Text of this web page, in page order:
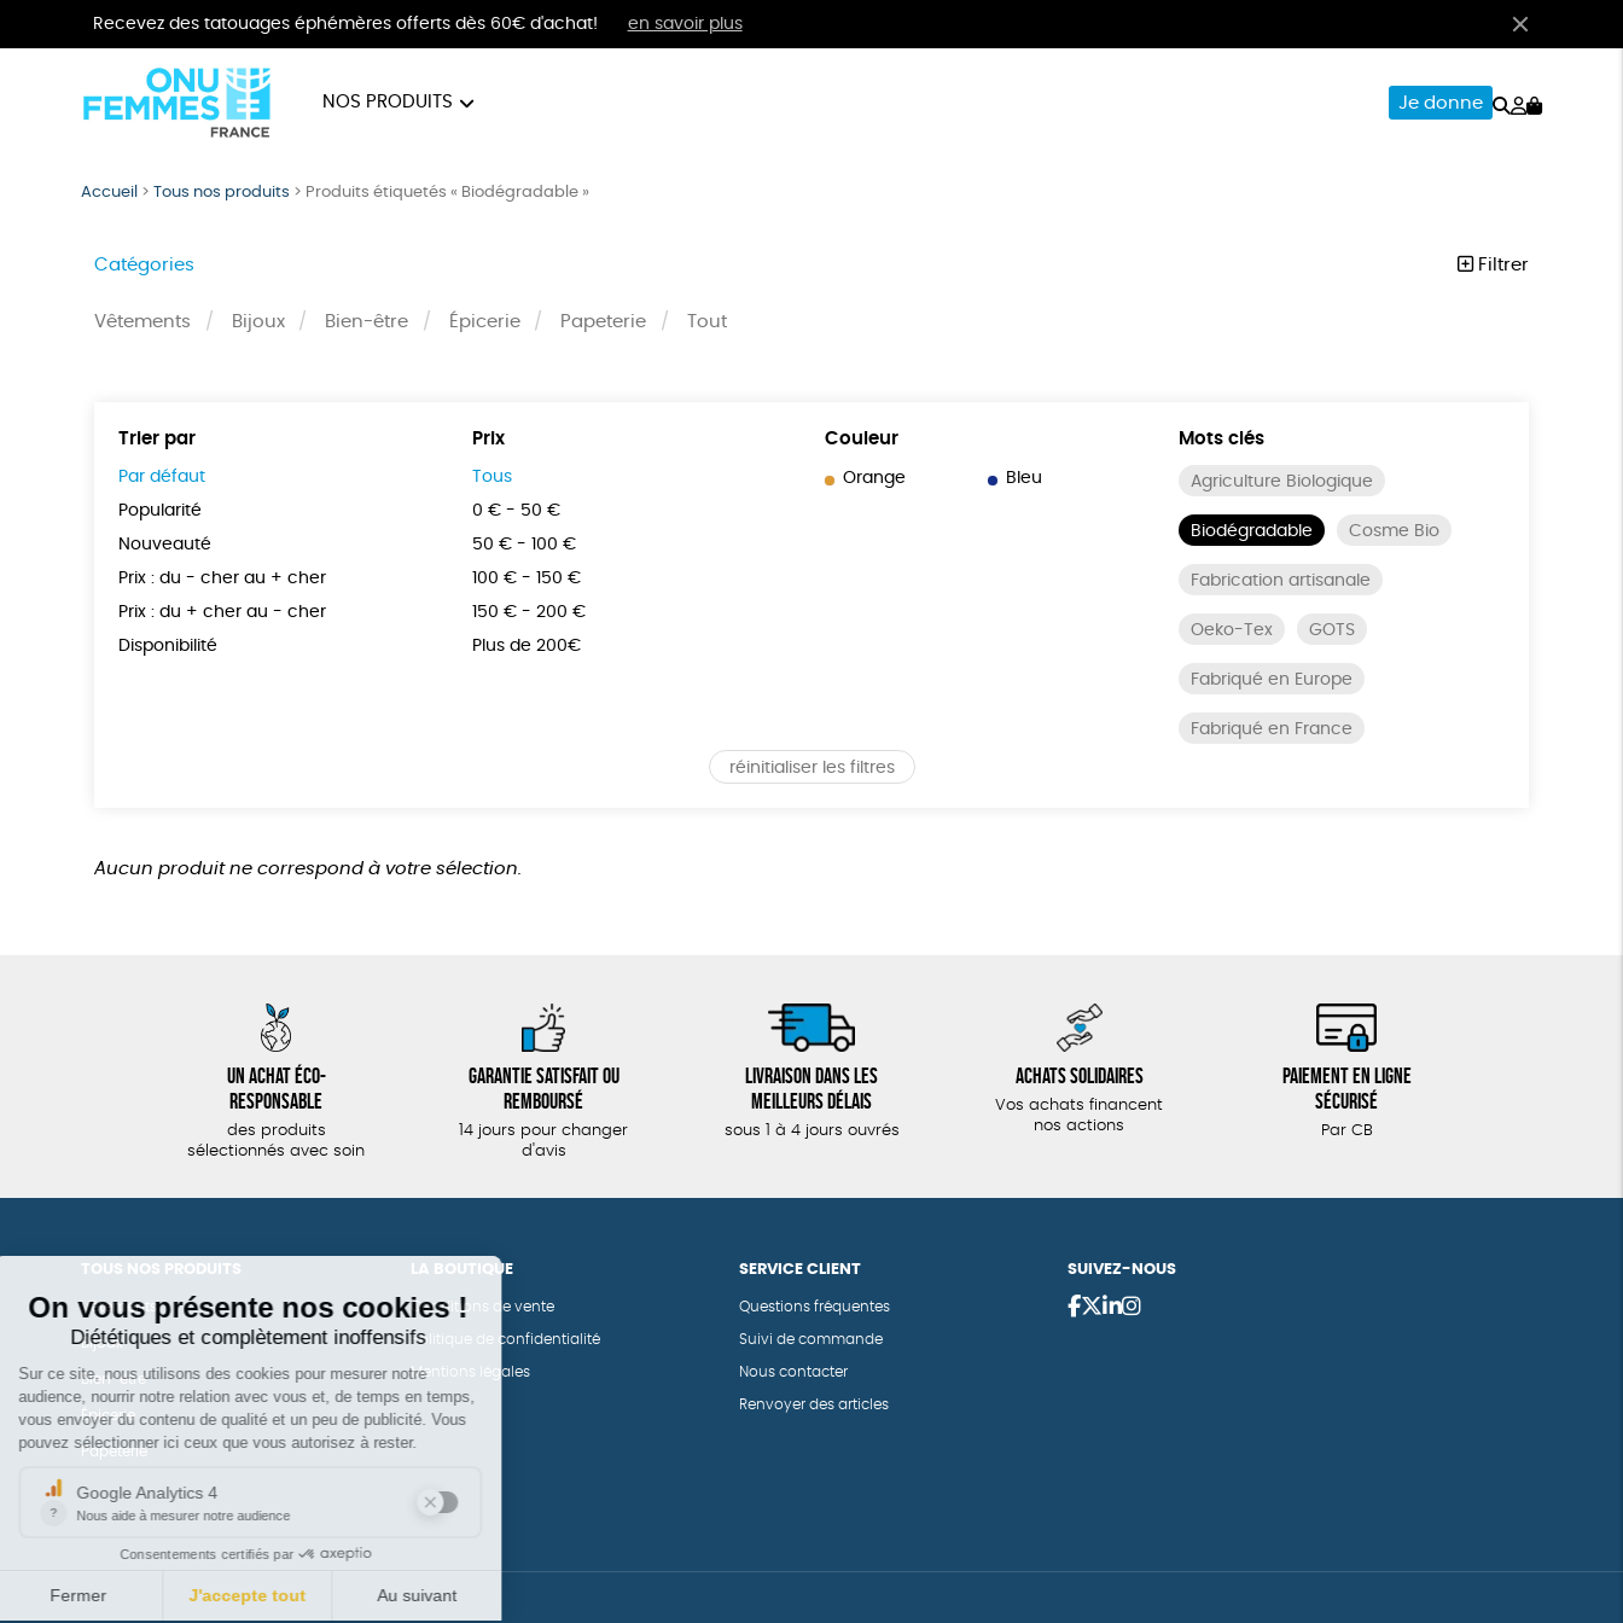
Recevez des tatouages éphémères offerts dès 60€ d'achat! en savoir plus
NOS PRODUITS Je donne Rechercher
Mon
Accueil >Tous nos produits > Produits étiquetés « Biodégradable »
Catégories Filtrer
Vêtements Bijoux Bien-être Épicerie Papeterie Tout
Trier par
Par défaut
Popularité
Nouveauté
Prix : du - cher au + cher
Prix : du + cher au - cher
Disponibilité
Prix
Tous
0 € - 50 €
50 € - 100 €
100 € - 150 €
150 € - 200 €
Plus de 200€
Couleur
Orange Bleu
Mots clés
Agriculture Biologique
Biodégradable Cosme Bio
Fabrication artisanale
Oeko-Tex GOTS
Fabriqué en Europe
Fabriqué en France
réinitialiser les filtres
Aucun produit ne correspond à votre sélection.
Un achat éco-
responsable
des produits
sélectionnés avec soin
Garantie satisfait ou
remboursé
14 jours pour changer
d'avis
Livraison dans les
meilleurs délais
sous 1 à 4 jours ouvrés
Achats solidaires
Vos achats financent
nos actions
Paiement en ligne
sécurisé
Par CB
TOUS NOS PRODUITS
Vêtements
Bijoux
Bien-être
Épicerie
Papeterie
LA BOUTIQUE
Conditions de vente
Politique de confidentialité
Mentions légales
SERVICE CLIENT
Questions fréquentes
Suivi de commande
Nous contacter
Renvoyer des articles
SUIVEZ-NOUS